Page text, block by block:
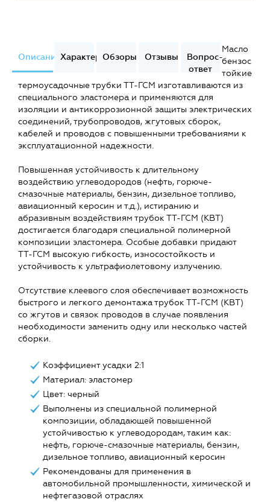
ОписаниеХарактеристики
Обзоры Отзывы
Вопрос-
ответ
Масло
бензос
тойкие
термоусадочные трубки ТТ-ГСМ изготавливаются из
специального эластомера и применяются для
изоляции и антикоррозионной защиты электрических
соединений, трубопроводов, жгутовых сборок,
кабелей и проводов с повышенными требованиями к
эксплуатационной надежности.
Повышенная устойчивость к длительному
воздействию углеводородов (нефть, горюче-
смазочные материалы, бензин, дизельное топливо,
авиационный керосин и т.д.), истиранию и
абразивным воздействиям трубок ТТ-ГСМ (КВТ)
достигается благодаря специальной полимерной
композиции эластомера. Особые добавки придают
ТТ-ГСМ высокую гибкость, износостойкость и
устойчивость к ультрафиолетовому излучению.
Отсутствие клеевого слоя обеспечивает возможность
быстрого и легкого демонтажа трубок ТТ-ГСМ (КВТ)
со жгутов и связок проводов в случае появления
необходимости заменить одну или несколько частей
сборки.
Коэффициент усадки 2:1
Материал: эластомер
Цвет: черный
Выполнены из специальной полимерной
композиции, обладающей повышенной
устойчивостью к углеводородам, таким как:
нефть, горюче-смазочные материалы, бензин,
дизельное топливо, авиационный керосин
Рекомендованы для применения в
автомобильной промышленности, химической и
нефтегазовой отраслях